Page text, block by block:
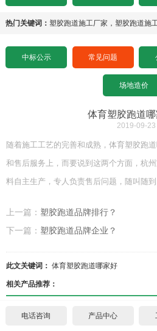
热门关键词： 塑胶跑道施工厂家 ， 塑胶跑道施
中标公示 常见问题
场地造价
体育塑胶跑道哪
2019-09-23
随着施工工艺的完善和成熟，体育塑胶跑
和售后服务上，而要说到这两个方面，杭
料自主生产，专人负责售后问题，随叫随到
上一篇： 塑胶跑道品牌排行？
下一篇： 塑胶跑道品牌企业？
此文关键词： 体育塑胶跑道哪家好
相关产品推荐：
沥
设
水
招
设
施
沥
招
设
悬
水
沥
招
塑
中
常
公
施
宝
电话咨询 产品中心